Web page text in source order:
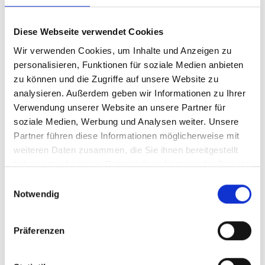
Diese Webseite verwendet Cookies
Wir verwenden Cookies, um Inhalte und Anzeigen zu
personalisieren, Funktionen für soziale Medien anbieten
zu können und die Zugriffe auf unsere Website zu
analysieren. Außerdem geben wir Informationen zu Ihrer
Verwendung unserer Website an unsere Partner für
soziale Medien, Werbung und Analysen weiter. Unsere
Partner führen diese Informationen möglicherweise mit
weiteren Daten zusammen, die Sie ihnen bereitgestellt
haben oder die sie im Rahmen Ihrer Nutzung der Dienste
Notwendig
Präferenzen
159.000,- €
Historisches Stadthaus mit Potenzial, direkt am
Johanniskirchhof
Einfamilienhaus
90 m²
5